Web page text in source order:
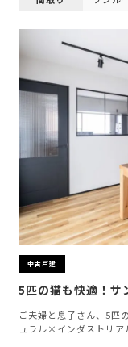
中古戸建
5匹の猫も快適！サ
ご夫婦と息子さん、5匹
ュラル×インダストリ